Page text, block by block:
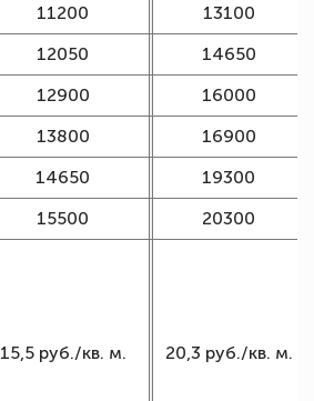
11200
13100
12050
14650
12900
16000
13800
16900
14650
19300
15500
20300
15,5 руб./кв. м. 20,3 руб./кв. м.